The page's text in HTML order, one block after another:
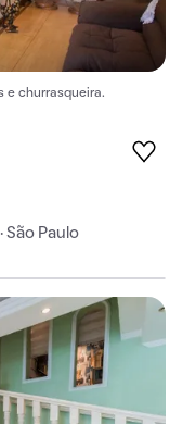
e churrasqueira.
São Paulo